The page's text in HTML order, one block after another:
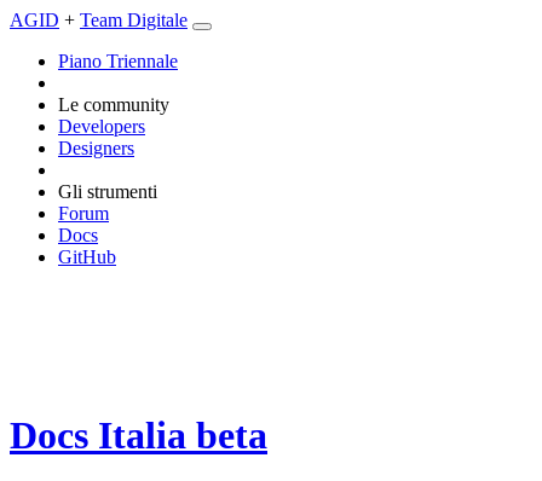
AGID + Team Digitale
Piano Triennale
Le community
Developers
Designers
Gli strumenti
Forum
Docs
GitHub
Docs Italia beta